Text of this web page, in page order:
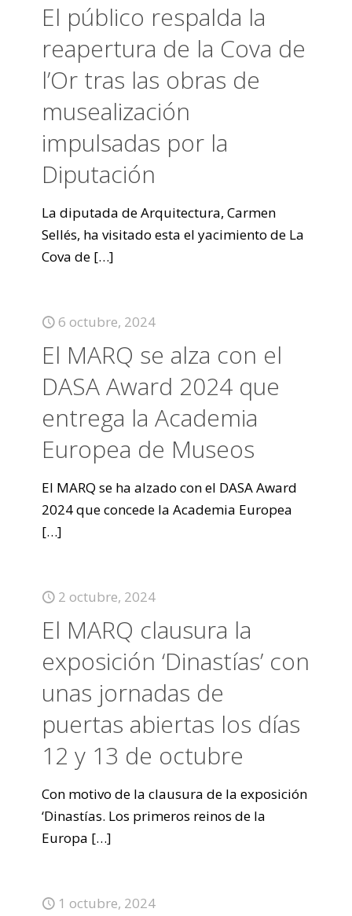
El público respalda la
reapertura de la Cova de
l’Or tras las obras de
musealización
impulsadas por la
Diputación
La diputada de Arquitectura, Carmen
Sellés, ha visitado esta el yacimiento de La
Cova de […]
6 octubre, 2024
El MARQ se alza con el
DASA Award 2024 que
entrega la Academia
Europea de Museos
El MARQ se ha alzado con el DASA Award
2024 que concede la Academia Europea
[…]
2 octubre, 2024
El MARQ clausura la
exposición ‘Dinastías’ con
unas jornadas de
puertas abiertas los días
12 y 13 de octubre
Con motivo de la clausura de la exposición
‘Dinastías. Los primeros reinos de la
Europa […]
1 octubre, 2024